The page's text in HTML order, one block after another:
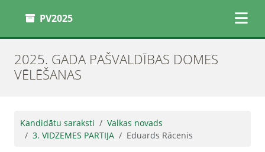
PV2025
2025. GADA PAŠVALDĪBAS DOMES
VĒLĒŠANAS
Kandidātu saraksti
Valkas novads
3. VIDZEMES PARTIJA
Eduards Rācenis